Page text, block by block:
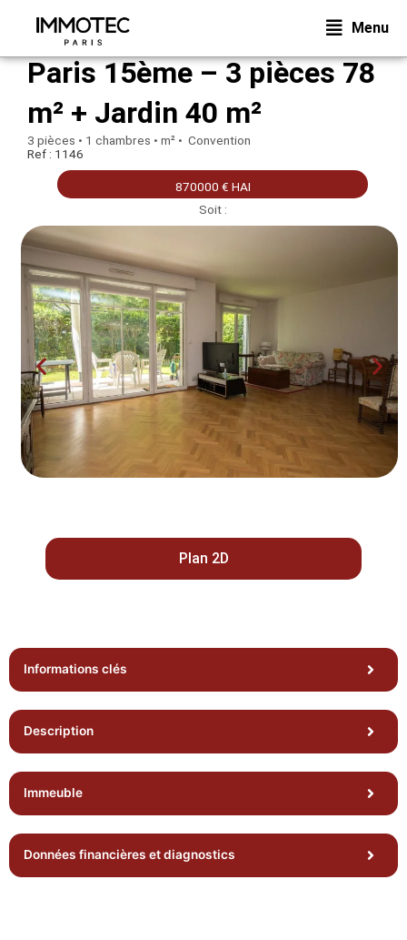
Menu
Paris 15ème – 3 pièces 78
m² + Jardin 40 m²
3 pièces • 1 chambres • m² • Convention
Ref : 1146
870000 € HAI
Soit :
Plan 2D
Informations clés
Description
Immeuble
Données financières et diagnostics